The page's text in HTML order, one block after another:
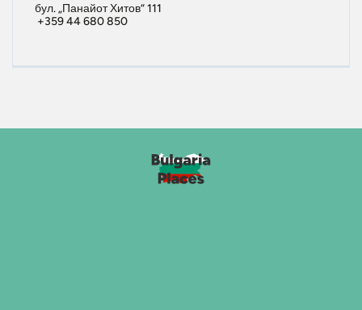
бул. „Панайот Хитов“ 111
+359 44 680 850